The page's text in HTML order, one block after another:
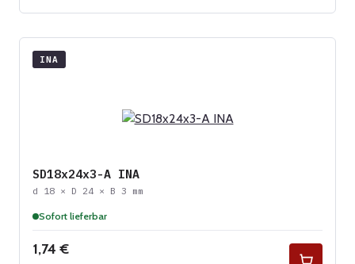
INA
SD18x24x3-A INA
d 18 × D 24 × B 3 mm
Sofort lieferbar
Regulärer Preis:
1,74 €